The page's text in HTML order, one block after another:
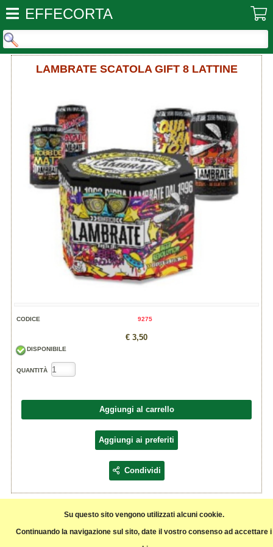
Su questo sito vengono utilizzati alcuni cookie.
Continuando la navigazione sul sito, date il vostro consenso ad accettare i
EFFECORTA
LAMBRATE SCATOLA GIFT 8 LATTINE
CODICE 9275
€ 3,50
DISPONIBILE
QUANTITÀ
Aggiungi al carrello
Aggiungi ai preferiti
Condividi
Fornita già allestita con la selezione delle seguenti birre:
- AMERICAN MAGUT, West Coast Pilsner 5,0%
- GAINA, IPA 6,0%